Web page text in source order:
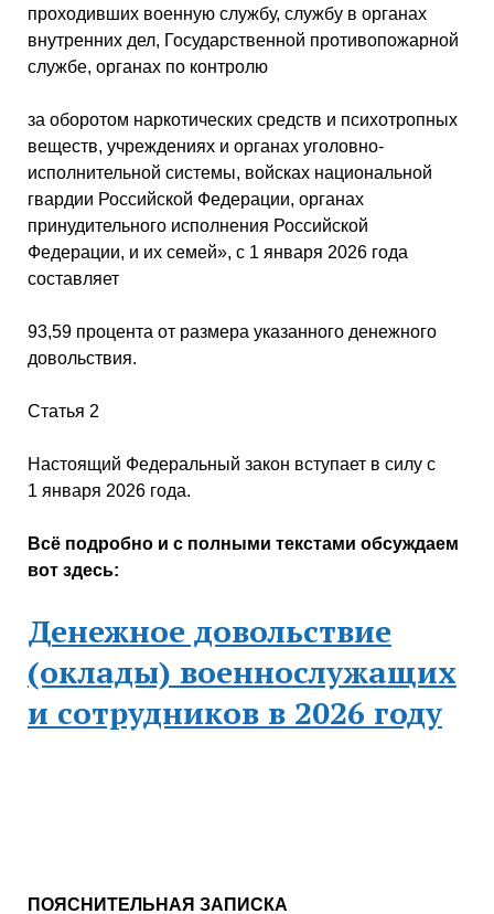
проходивших военную службу, службу в органах
внутренних дел, Государственной противопожарной
службе, органах по контролю
за оборотом наркотических средств и психотропных
веществ, учреждениях и органах уголовно-
исполнительной системы, войсках национальной
гвардии Российской Федерации, органах
принудительного исполнения Российской
Федерации, и их семей», с 1 января 2026 года
составляет
93,59 процента от размера указанного денежного
довольствия.
Статья 2
Настоящий Федеральный закон вступает в силу с
1 января 2026 года.
Всё подробно и с полными текстами обсуждаем
вот здесь:
Денежное довольствие
(оклады) военнослужащих
и сотрудников в 2026 году
ПОЯСНИТЕЛЬНАЯ ЗАПИСКА